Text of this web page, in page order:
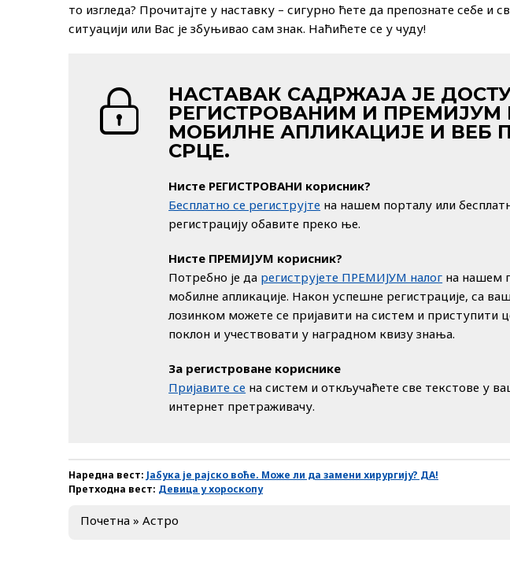
то изгледа? Прочитајте у наставку – сигурно ћете да препознате себе и
ситуацији или Вас је збуњивао сам знак. Наћићете се у чуду!
НАСТАВАК САДРЖАЈА ЈЕ
РЕГИСТРОВАНИМ И
МОБИЛНЕ АПЛИКАЦИЈЕ И ВЕБ
СРЦЕ.
Нисте РЕГИСТРОВАНИ корисник?
Бесплатно се региструјте на нашем порталу или
регистрацију обавите преко ње.
Нисте ПРЕМИЈУМ корисник?
Потребно је да региструјете ПРЕМИЈУМ налог на нашем
мобилне апликације. Након успешне регистрације, са
лозинком можете се пријавити на систем и приступити
поклон и учествовати у наградном квизу знања.
За регистроване кориснике
Пријавите се на систем и откључаћете све текстове у
интернет претраживачу.
Наредна вест: Јабука је рајско воће. Може ли да замени хирургију? ДА!
Претходна вест: Девица у хороскопу
Почетна » Астро